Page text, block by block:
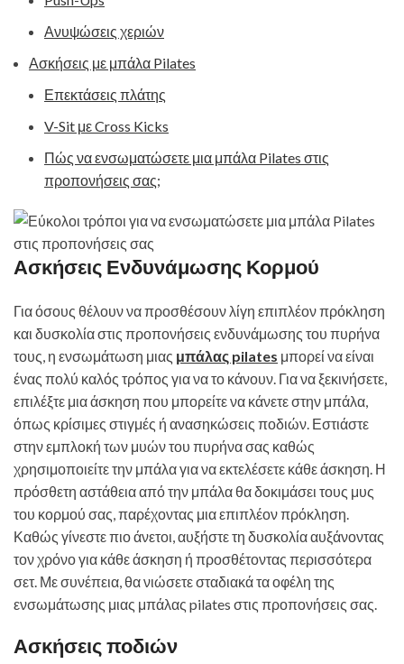
Ανυψώσεις χεριών
Ασκήσεις με μπάλα Pilates
Επεκτάσεις πλάτης
V-Sit με Cross Kicks
Πώς να ενσωματώσετε μια μπάλα Pilates στις
προπονήσεις σας;
Ασκήσεις Ενδυνάμωσης Κορμού
Για όσους θέλουν να προσθέσουν λίγη επιπλέον πρόκληση
και δυσκολία στις προπονήσεις ενδυνάμωσης του πυρήνα
τους, η ενσωμάτωση μιας μπάλας pilates μπορεί να είναι
ένας πολύ καλός τρόπος για να το κάνουν. Για να ξεκινήσετε,
επιλέξτε μια άσκηση που μπορείτε να κάνετε στην μπάλα,
όπως κρίσιμες στιγμές ή ανασηκώσεις ποδιών. Εστιάστε
στην εμπλοκή των μυών του πυρήνα σας καθώς
χρησιμοποιείτε την μπάλα για να εκτελέσετε κάθε άσκηση. Η
πρόσθετη αστάθεια από την μπάλα θα δοκιμάσει τους μυς
του κορμού σας, παρέχοντας μια επιπλέον πρόκληση.
Καθώς γίνεστε πιο άνετοι, αυξήστε τη δυσκολία αυξάνοντας
τον χρόνο για κάθε άσκηση ή προσθέτοντας περισσότερα
σετ. Με συνέπεια, θα νιώσετε σταδιακά τα οφέλη της
ενσωμάτωσης μιας μπάλας pilates στις προπονήσεις σας.
Ασκήσεις ποδιών